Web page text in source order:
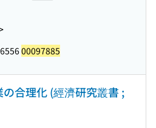
00097885
合理化 (經濟研究叢書 ;